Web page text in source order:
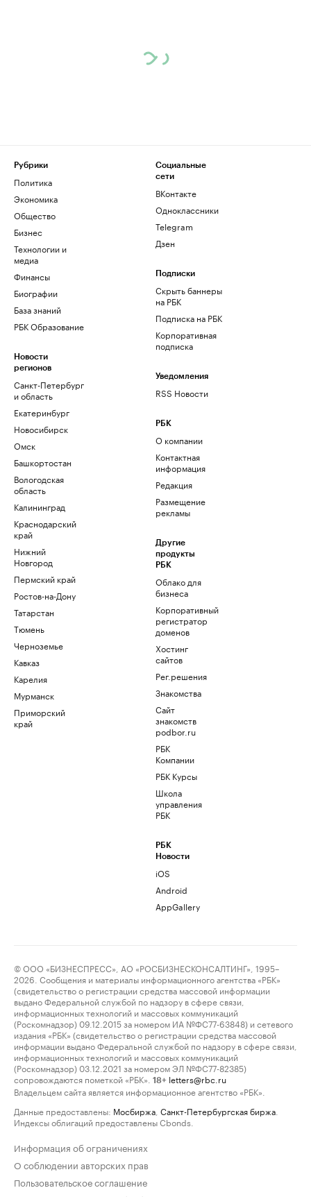
Рубрики
Политика
Экономика
Общество
Бизнес
Технологии и
медиа
Финансы
Биографии
База знаний
РБК Образование
Новости
регионов
Санкт-Петербург
и область
Екатеринбург
Новосибирск
Омск
Башкортостан
Вологодская
область
Калининград
Краснодарский
край
Нижний
Новгород
Пермский край
Ростов-на-Дону
Татарстан
Тюмень
Черноземье
Кавказ
Карелия
Мурманск
Приморский
край
Социальные
сети
ВКонтакте
Одноклассники
Telegram
Дзен
Подписки
Скрыть баннеры
на РБК
Подписка на РБК
Корпоративная
подписка
Уведомления
RSS Новости
РБК
О компании
Контактная
информация
Редакция
Размещение
рекламы
Другие
продукты
РБК
Облако для
бизнеса
Корпоративный
регистратор
доменов
Хостинг
сайтов
Рег.решения
Знакомства
Сайт
знакомств
podbor.ru
РБК
Компании
РБК Курсы
Школа
управления
РБК
РБК
Новости
iOS
Android
AppGallery
© ООО «БИЗНЕСПРЕСС», АО «РОСБИЗНЕСКОНСАЛТИНГ», 1995–
2026. Сообщения и материалы информационного агентства «РБК»
(свидетельство о регистрации средства массовой информации
выдано Федеральной службой по надзору в сфере связи,
информационных технологий и массовых коммуникаций
(Роскомнадзор) 09.12.2015 за номером ИА №ФС77-63848) и сетевого
издания «РБК» (свидетельство о регистрации средства массовой
информации выдано Федеральной службой по надзору в сфере связи,
информационных технологий и массовых коммуникаций
(Роскомнадзор) 03.12.2021 за номером ЭЛ №ФС77-82385)
сопровождаются пометкой «РБК».
18+ letters@rbc.ru
Владельцем сайта является информационное агентство «РБК».
Данные предоставлены: Мосбиржа Санкт-Петербургская биржа
Индексы облигаций предоставлены Cbonds.
Информация об ограничениях
О соблюдении авторских прав
Пользовательское соглашение